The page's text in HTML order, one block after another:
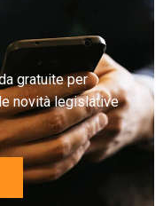
gratuite per
novità legislative